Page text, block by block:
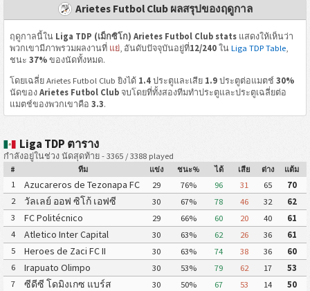
Arietes Futbol Club ผลสรุปของฤดูกาล
ฤดูกาลนี้ใน Liga TDP (เม็กซิโก) Arietes Futbol Club statsแสดงให้เห็นว่า
พวกเขามีภาพรวมผลงานที่ แย่, อันดับปัจจุบันอยู่ที่12/240ใน Liga TDP Table,
ชนะ 37%ของนัดทั้งหมด.
โดยเฉลี่ย Arietes Futbol Club ยิงได้ 1.4ประตูและเสีย 1.9ประตูต่อแมตช์ 30%
นัดของ Arietes Futbol Clubจบโดยที่ทั้งสองทีมทำประตูและประตูเฉลี่ยต่อ
แมตช์ของพวกเขาคือ 3.3.
Liga TDP ตาราง
กำลังอยู่ในช่วง นัดสุดท้าย - 3365 / 3388 played
# ทีม แข่ง ชนะ% ได้ เสีย ต่าง แต้ม
1 Azucareros de Tezonapa FC 29 76% 96 31 65
70
2
วัลเลย์ ออฟ ซิโก้ เอฟซี 30 67% 78 46 32
62
3
FC Politécnico 29 66% 60 20 40
61
4
Atletico Inter Capital 30 63% 62 26 36
61
5
Heroes de Zaci FC II 30 63% 74 38 36
60
6
Irapuato Olimpo 30 53% 79 62 17
53
7
ซีดีซี โดมิงเกซ แบร์ส 30 50% 67 53 14
50